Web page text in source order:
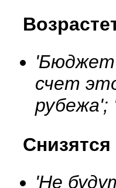
'Бюджет
счет
'Не